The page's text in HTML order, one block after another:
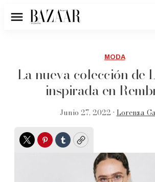
Menú
MODA
La nueva colección de
inspirada en
Junio 27, 2022 • Lorenza
TwitterPinterest
TumblrCopy